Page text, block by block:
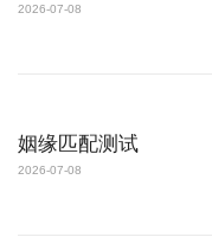
2026-07-08
姻缘匹配测试
2026-07-08